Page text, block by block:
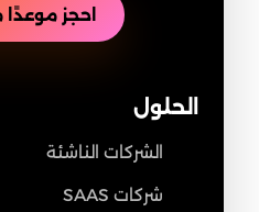
احجز موعدًا
الحلول
الشركات الناشئة
شركات SAAS